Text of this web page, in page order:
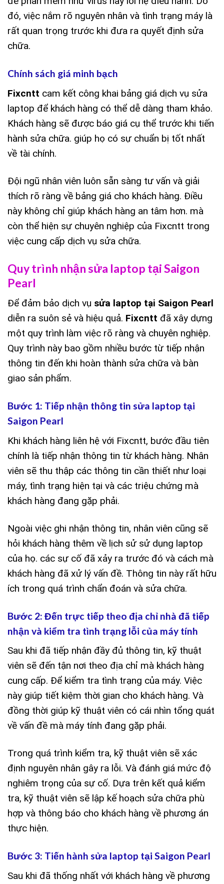
đó, việc nắm rõ nguyên nhân và tình trạng máy là
rất quan trọng trước khi đưa ra quyết định sửa
chữa.
Chính sách giá minh bạch
Fixcntt cam kết công khai bảng giá dịch vụ sửa
laptop để khách hàng có thể dễ dàng tham khảo.
Khách hàng sẽ được báo giá cụ thể trước khi tiến
hành sửa chữa. giúp họ có sự chuẩn bị tốt nhất
về tài chính.
Đội ngũ nhân viên luôn sẵn sàng tư vấn và giải
thích rõ ràng về bảng giá cho khách hàng. Điều
này không chỉ giúp khách hàng an tâm hơn. mà
còn thể hiện sự chuyên nghiệp của Fixcntt trong
việc cung cấp dịch vụ sửa chữa.
Quy trình nhận sửa laptop tại Saigon
Pearl
Để đảm bảo dịch vụ sửa laptop tại Saigon Pearl
diễn ra suôn sẻ và hiệu quả. Fixcntt đã xây dựng
một quy trình làm việc rõ ràng và chuyên nghiệp.
Quy trình này bao gồm nhiều bước từ tiếp nhận
thông tin đến khi hoàn thành sửa chữa và bàn
giao sản phẩm.
Bước 1: Tiếp nhận thông tin sửa laptop tại
Saigon Pearl
Khi khách hàng liên hệ với Fixcntt, bước đầu tiên
chính là tiếp nhận thông tin từ khách hàng. Nhân
viên sẽ thu thập các thông tin cần thiết như loại
máy, tình trạng hiện tại và các triệu chứng mà
khách hàng đang gặp phải.
Ngoài việc ghi nhận thông tin, nhân viên cũng sẽ
hỏi khách hàng thêm về lịch sử sử dụng laptop
của họ. các sự cố đã xảy ra trước đó và cách mà
khách hàng đã xử lý vấn đề. Thông tin này rất hữu
ích trong quá trình chẩn đoán và sửa chữa.
Bước 2: Đến trực tiếp theo địa chỉ nhà đã tiếp
nhận và kiểm tra tình trạng lỗi của máy tính
Sau khi đã tiếp nhận đầy đủ thông tin, kỹ thuật
viên sẽ đến tận nơi theo địa chỉ mà khách hàng
cung cấp. Để kiểm tra tình trạng của máy. Việc
này giúp tiết kiệm thời gian cho khách hàng. Và
đồng thời giúp kỹ thuật viên có cái nhìn tổng quát
về vấn đề mà máy tính đang gặp phải.
Trong quá trình kiểm tra, kỹ thuật viên sẽ xác
định nguyên nhân gây ra lỗi. Và đánh giá mức độ
nghiêm trọng của sự cố. Dựa trên kết quả kiểm
tra, kỹ thuật viên sẽ lập kế hoạch sửa chữa phù
hợp và thông báo cho khách hàng về phương án
thực hiện.
Bước 3: Tiến hành sửa laptop tại Saigon Pearl
Sau khi đã thống nhất với khách hàng về phương